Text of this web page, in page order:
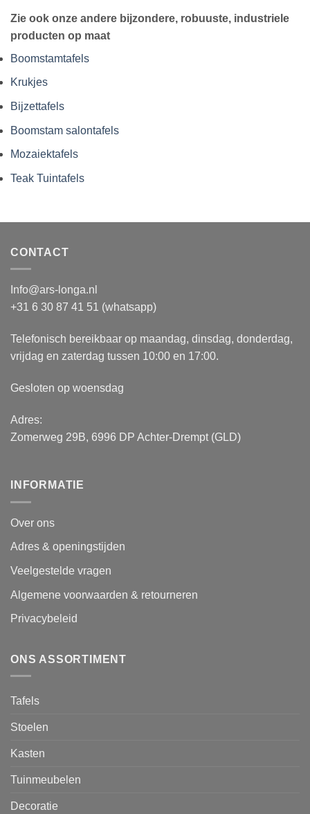
Zie ook onze andere bijzondere, robuuste, industriele
producten op maat
Boomstamtafels
Krukjes
Bijzettafels
Boomstam salontafels
Mozaiektafels
Teak Tuintafels
CONTACT
Info@ars-longa.nl
+31 6 30 87 41 51 (whatsapp)
Telefonisch bereikbaar op maandag, dinsdag, donderdag,
vrijdag en zaterdag tussen 10:00 en 17:00.
Gesloten op woensdag
Adres:
Zomerweg 29B, 6996 DP Achter-Drempt (GLD)
INFORMATIE
Over ons
Adres & openingstijden
Veelgestelde vragen
Algemene voorwaarden & retourneren
Privacybeleid
ONS ASSORTIMENT
Tafels
Stoelen
Kasten
Tuinmeubelen
Decoratie